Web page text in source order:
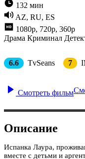
132 мин
AZ, RU, ES
1080p, 720p, 360p
Драма Криминал
6.6 TvSeans 7
Смотреть фильм
Описание
Испанка Лаура,
вместе с детьми и